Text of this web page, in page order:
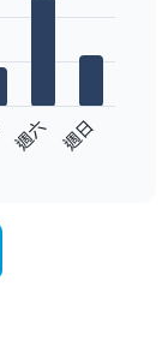
週六 週日